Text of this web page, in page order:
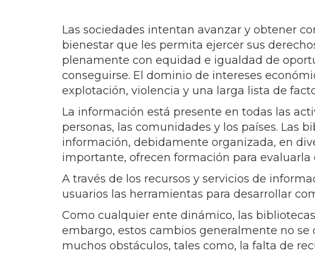
Las sociedades intentan avanzar y obtener
bienestar que les permita ejercer sus
plenamente con equidad e igualdad de
conseguirse. El dominio de intereses
explotación, violencia y una larga lista de
La información está presente en todas las
personas, las comunidades y los países. Las
información, debidamente organizada, en
importante, ofrecen formación para
A través de los recursos y servicios de
usuarios las herramientas para desarrollar
Como cualquier ente dinámico, las
embargo, estos cambios generalmente no
muchos obstáculos, tales como, la falta de